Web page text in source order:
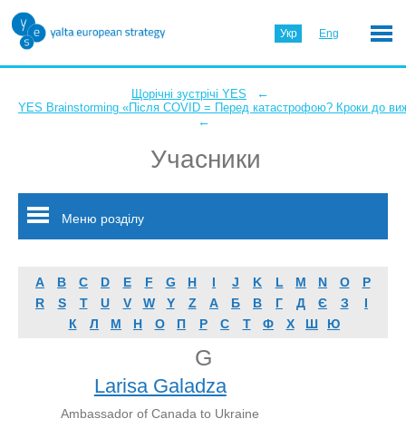
Укр Eng
Щорічні зустрічі YES ←
YES Brainstorming «Після COVID = Перед катастрофою? Кроки до
←
Учасники
Меню розділу
A B C D E F G H I J K L M N O
P
R
S T U V W Y Z А Б В Г Д Є З
І
К
Л М Н О П Р С Т Ф Х Ш Ю
G
Larisa Galadza
Ambassador of Canada to Ukraine